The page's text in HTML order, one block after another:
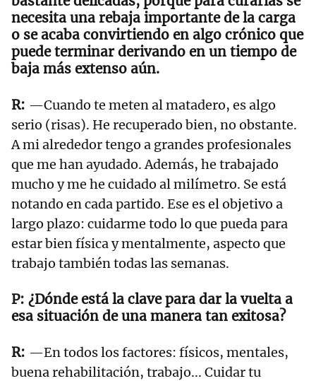
necesita una rebaja importante de la carga
o se acaba convirtiendo en algo crónico que
puede terminar derivando en un tiempo de
baja más extenso aún.
—Cuando te meten al matadero, es algo
serio (risas). He recuperado bien, no obstante.
A mi alrededor tengo a grandes profesionales
que me han ayudado. Además, he trabajado
mucho y me he cuidado al milímetro. Se está
notando en cada partido. Ese es el objetivo a
largo plazo: cuidarme todo lo que pueda para
estar bien física y mentalmente, aspecto que
trabajo también todas las semanas.
¿Dónde está la clave para dar la vuelta a
esa situación de una manera tan exitosa?
—En todos los factores: físicos, mentales,
buena rehabilitación, trabajo... Cuidar tu